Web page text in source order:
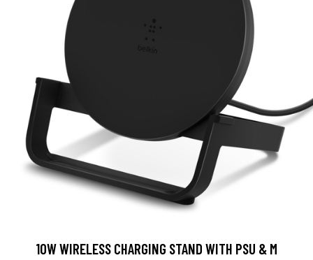
10W WIRELESS CHARGING STAND WITH PSU & M